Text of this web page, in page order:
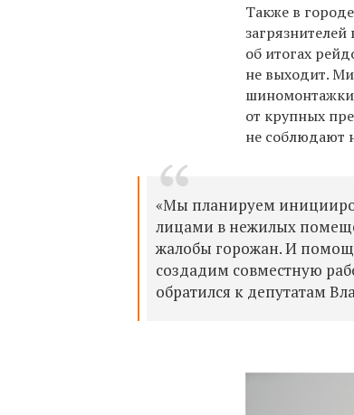
Также в
об итогах
не выходит.
от крупных
не соблюдают
«Мы планируем
лицами в нежилых
жалобы горожан. И
создадим совместную
обратился к депутатам